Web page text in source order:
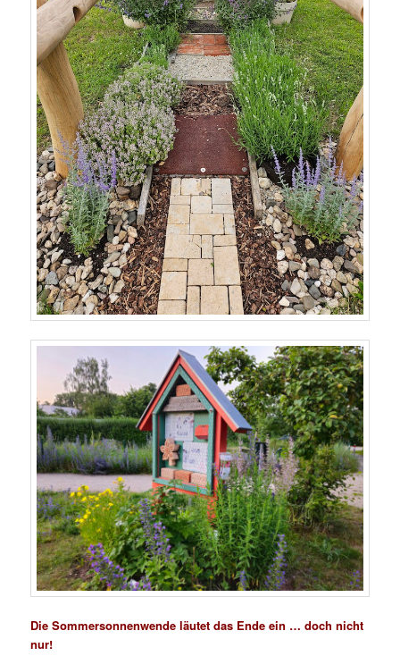
Die Sommersonnenwende läutet das Ende ein … doch nicht
nur!